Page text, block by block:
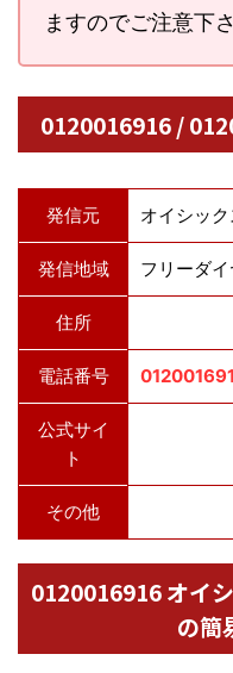
ますのでご注意下さ
0120016916 /
発信元 オイシッ
発信地域 フリーダ
住所
電話番号
公式サイ
ト
その他
0120016916 オイ
の簡